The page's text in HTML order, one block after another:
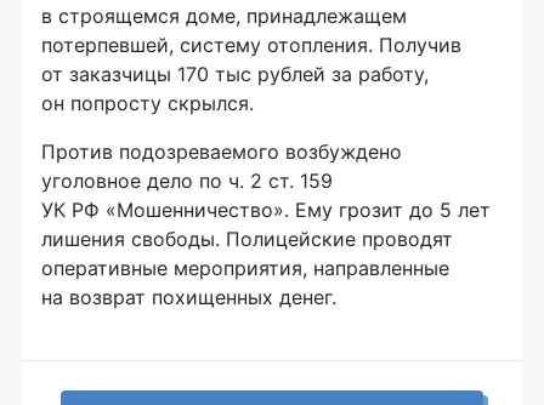
в строящемся доме, принадлежащем
потерпевшей, систему отопления. Получив
от заказчицы 170 тыс рублей за работу,
он попросту скрылся.
Против подозреваемого возбуждено
уголовное дело по ч. 2 ст. 159
УК РФ «Мошенничество». Ему грозит до 5 лет
лишения свободы. Полицейские проводят
оперативные мероприятия, направленные
на возврат похищенных денег.